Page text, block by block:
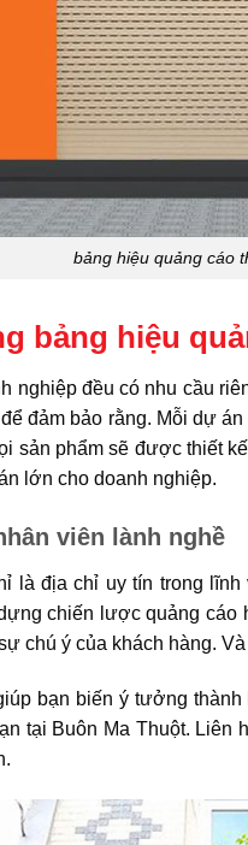
bảng hiệu quảng cáo
bảng hiệu
nghiệp đều có nhu cầu
đảm bảo rằng. Mỗi dự
sản phẩm sẽ được thiết
lớn cho doanh nghiệp.
viên lành nghề
là địa chỉ uy tín trong
chiến lược quảng
chú ý của khách hàng.
bạn biến ý tưởng
tại Buôn Ma Thuột.